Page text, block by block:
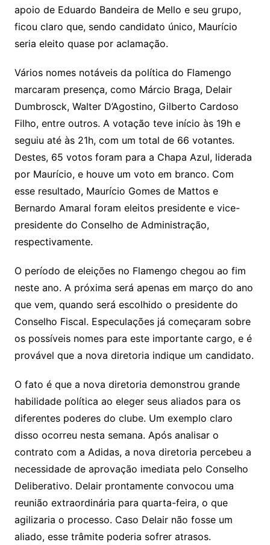
apoio de Eduardo Bandeira de Mello e seu grupo,
ficou claro que, sendo candidato único, Maurício
seria eleito quase por aclamação.
Vários nomes notáveis da política do Flamengo
marcaram presença, como Márcio Braga, Delair
Dumbrosck, Walter D’Agostino, Gilberto Cardoso
Filho, entre outros. A votação teve início às 19h e
seguiu até às 21h, com um total de 66 votantes.
Destes, 65 votos foram para a Chapa Azul, liderada
por Maurício, e houve um voto em branco. Com
esse resultado, Maurício Gomes de Mattos e
Bernardo Amaral foram eleitos presidente e vice-
presidente do Conselho de Administração,
respectivamente.
O período de eleições no Flamengo chegou ao fim
neste ano. A próxima será apenas em março do ano
que vem, quando será escolhido o presidente do
Conselho Fiscal. Especulações já começaram sobre
os possíveis nomes para este importante cargo, e é
provável que a nova diretoria indique um candidato.
O fato é que a nova diretoria demonstrou grande
habilidade política ao eleger seus aliados para os
diferentes poderes do clube. Um exemplo claro
disso ocorreu nesta semana. Após analisar o
contrato com a Adidas, a nova diretoria percebeu a
necessidade de aprovação imediata pelo Conselho
Deliberativo. Delair prontamente convocou uma
reunião extraordinária para quarta-feira, o que
agilizaria o processo. Caso Delair não fosse um
aliado, esse trâmite poderia sofrer atrasos.